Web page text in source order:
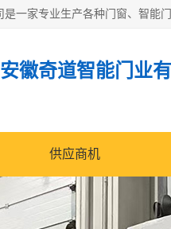
安徽奇道智能门业
供应商机